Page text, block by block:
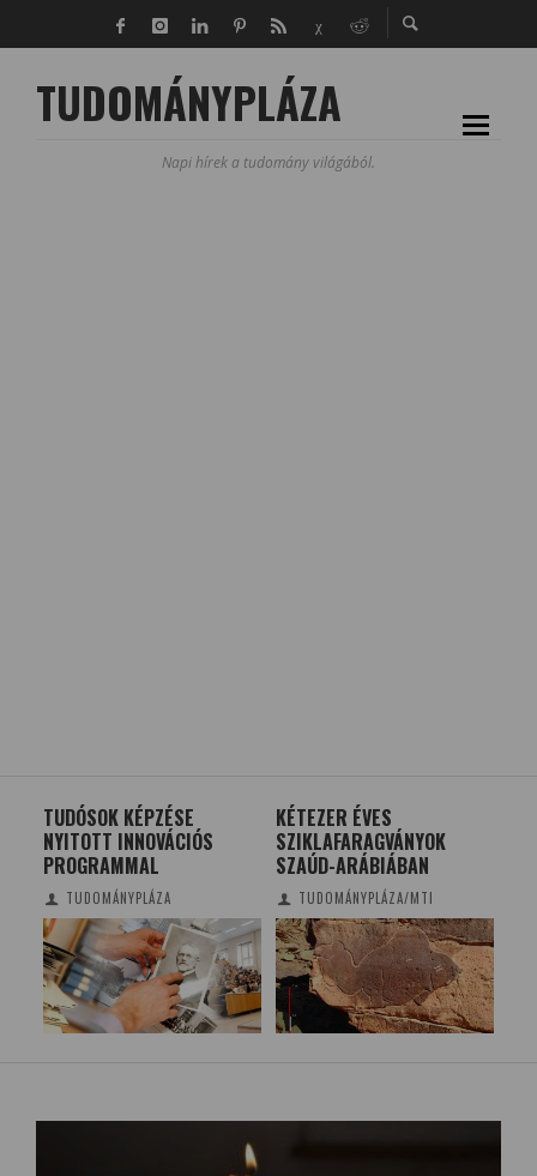
TUDOMÁNYPLÁZA
Napi hírek a tudomány világából.
TUDÓSOK KÉPZÉSE
NYITOTT INNOVÁCIÓS
PROGRAMMAL
TUDOMÁNYPLÁZA
KÉTEZER ÉVES
SZIKLAFARAGVÁNYOK
SZAÚD-ARÁBIÁBAN
TUDOMÁNYPLÁZA/MTI